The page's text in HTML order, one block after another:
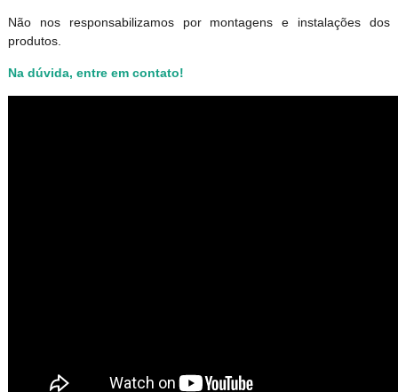
Não nos responsabilizamos por montagens e instalações dos
produtos.
Na dúvida, entre em contato!